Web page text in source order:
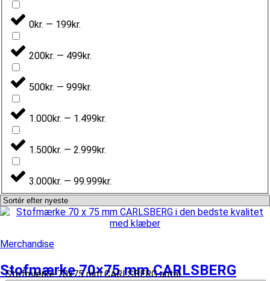
0kr. — 199kr.
200kr. — 499kr.
500kr. — 999kr.
1.000kr. — 1.499kr.
1.500kr. — 2.999kr.
3.000kr. — 99.999kr.
Merchandise
Stofmærke 70×75 mm CARLSBERG
Stofmærke 70x75 mm CARLSBERG antal